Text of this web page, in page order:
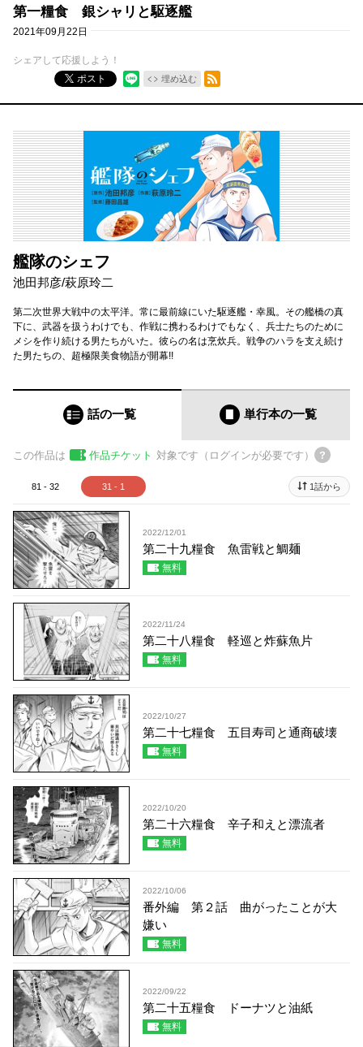
第一糧食 銀シャリと駆逐艦
2021年09月22日
シェアして応援しよう！
ポスト
埋め込む
RSSフィード
艦隊のシェフ
池田邦彦/萩原玲二
第二次世界大戦中の太平洋。常に最前線にいた駆逐艦・幸風。その艦橋の真
下に、武器を扱うわけでも、作戦に携わるわけでもなく、兵士たちのために
メシを作り続ける男たちがいた。彼らの名は烹炊兵。戦争のハラを支え続け
た男たちの、超極限美食物語が開幕!!
話の一覧 単行本の一覧
この作品は 作品チケット 対象です（ログインが必要です）
81 - 32 31 - 1 1話から
2022/12/01
第二十九糧食 魚雷戦と鯛麺
無料
2022/11/24
第二十八糧食 軽巡と炸蘇魚片
無料
2022/10/27
第二十七糧食 五目寿司と通商破壊
無料
2022/10/20
第二十六糧食 辛子和えと漂流者
無料
2022/10/06
番外編 第２話 曲がったことが大
嫌い
無料
2022/09/22
第二十五糧食 ドーナツと油紙
無料